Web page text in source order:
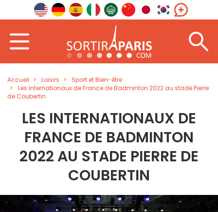
Accueil Loisirs
Sport et Bien-être
Les Internationaux de France de Badminton 2022 au stade Pierre
de Coubertin
LES INTERNATIONAUX DE
FRANCE DE BADMINTON
2022 AU STADE PIERRE DE
COUBERTIN